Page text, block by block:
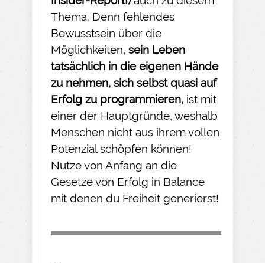
Thema. Denn fehlendes
Bewusstsein über die
Möglichkeiten, sein Leben
tatsächlich in die eigenen Hände
zu nehmen, sich selbst quasi auf
Erfolg zu programmieren, ist mit
einer der Hauptgründe, weshalb
Menschen nicht aus ihrem vollen
Potenzial schöpfen können!
Nutze von Anfang an die
Gesetze von Erfolg in Balance
mit denen du Freiheit generierst!